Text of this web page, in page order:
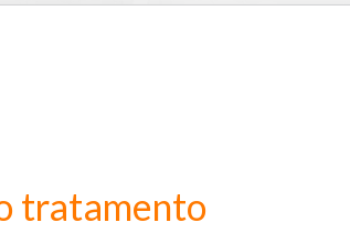
tratamento